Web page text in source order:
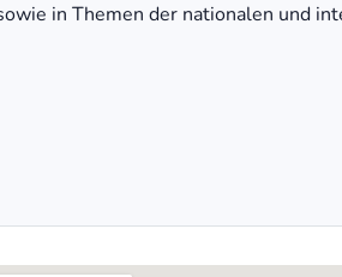
in Themen der nationalen und